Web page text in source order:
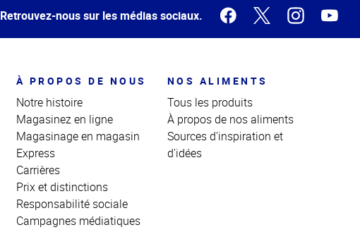
Retrouvez-nous sur les médias sociaux.
À PROPOS DE NOUS
Notre histoire
Magasinez en ligne
Magasinage en magasin
Express
Carrières
Prix et distinctions
Responsabilité sociale
Campagnes médiatiques
NOS ALIMENTS
Tous les produits
À propos de nos aliments
Sources d'inspiration et
d'idées